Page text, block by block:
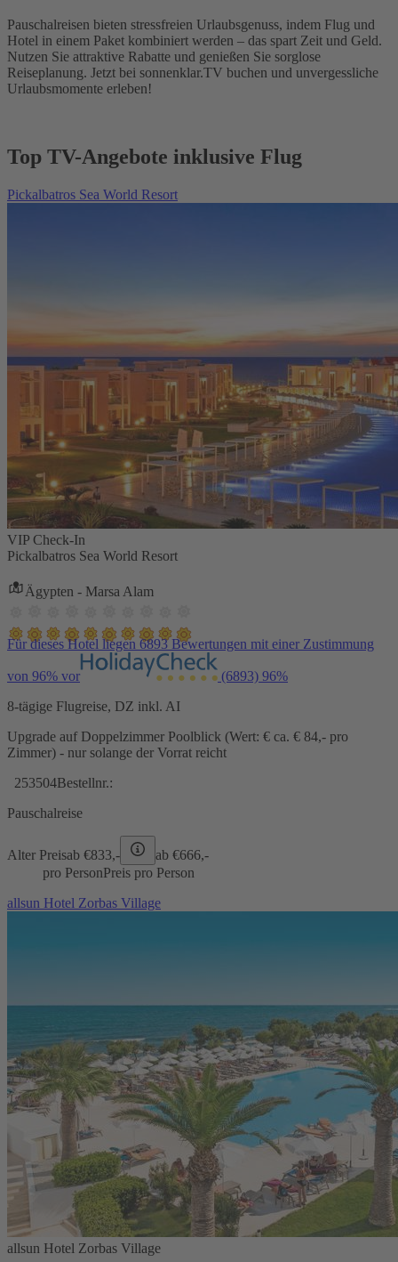
Pauschalreisen bieten stressfreien Urlaubsgenuss, indem Flug und
Hotel in einem Paket kombiniert werden – das spart Zeit und Geld.
Nutzen Sie attraktive Rabatte und genießen Sie sorglose
Reiseplanung. Jetzt bei sonnenklar.TV buchen und unvergessliche
Urlaubsmomente erleben!
Top TV-Angebote inklusive Flug
Pickalbatros Sea World Resort
VIP Check-In
Pickalbatros Sea World Resort
Ägypten - Marsa Alam
Für dieses Hotel liegen 6893 Bewertungen mit einer Zustimmung
von 96% vor (6893) 96%
8-tägige Flugreise, DZ inkl. AI
Upgrade auf Doppelzimmer Poolblick (Wert: € ca. € 84,- pro
Zimmer) - nur solange der Vorrat reicht
253504Bestellnr.:
Pauschalreise
Alter Preisab €833,- ab €666,-
pro PersonPreis pro Person
allsun Hotel Zorbas Village
allsun Hotel Zorbas Village